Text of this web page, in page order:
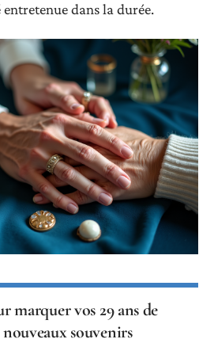
dans la durée.
marquer vos 29 ans de
souvenirs